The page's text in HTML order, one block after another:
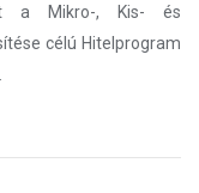
a Mikro-, Kis- és
célú Hitelprogram